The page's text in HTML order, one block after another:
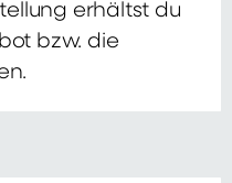
erhältst du
bzw. die